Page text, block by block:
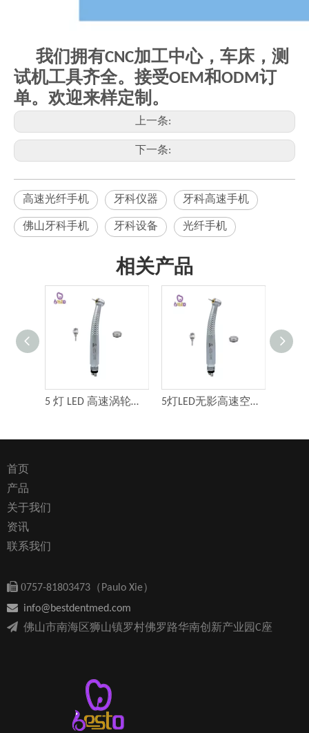
我们拥有CNC加工中心，车床，测
试机工具齐全。接受OEM和ODM订
单。欢迎来样定制。
上一条:
下一条:
高速光纤手机 牙科仪器 牙科高速手机
佛山牙科手机 牙科设备 光纤手机
相关产品
5 灯 LED 高速涡轮牙钻手机无影手机 5灯LED无影高速空气涡轮牙钻手机
首页
产品
关于我们
资讯
联系我们
 0757-81803473（Paulo Xie）
 info@bestdentmed.com
 佛山市南海区狮山镇罗村佛罗路华南创新产业园C座